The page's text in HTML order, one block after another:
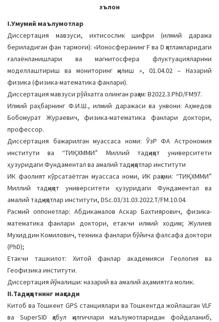
a
t
i
o
n
эълон
I.Умумий маълумотлар
Диссертация мавзуси, ихтисослик шифри (илмий даража
бериладиган фан тармоғи): «Ионосферанинг F ва D қатламларидаги
ғалаёнланишлари ва магнитосфера флуктуацияларини
моделлаштириш ва мониторинг қилиш », 01.04.02 – Назарий
физика (физика-математика фанлари).
Диссертация мавзуси рўйхатга олинган рақам: B2022.3.PhD/FM97.
Илмий раҳбарнинг Ф.И.Ш., илмий даражаси ва унвони: Аҳмедов
Бобомурат Жураевич, физика-математика фанлари доктори,
профессор.
Диссертация бажарилган муассаса номи: ЎзР ФА Астрономия
институти ва “ТИҚХММИ” Миллий тадқиқот университети
ҳузуридаги Фундаментал ва амалий тадқиқотлар институти
ИК фаолият кўрсатаётган муассаса номи, ИК рақами: “ТИҚХММИ”
Миллий тадқиқот университети ҳузуридаги Фундаментал ва
амалий тадқиқотлар институти, DSc.03/31.03.2022.Т/FM.10.04.
Расмий оппонетлар: Абдикамалов Аскар Бахтиярович, физика-
математика фанлари доктори, етакчи илмий ходим; Жулиев
Мухиддин Комилович, техника фанлари бўйича фалсафа доктори
(PhD);
Етакчи ташкилот: Хитой фанлар академияси Геология ва
Геофизика институти.
Диссертация йўналиши: назарий ва амалий аҳамиятга молик.
II.Тадқиқотнинг мақсади
Китоб ва Тошкент GPS станциялари ва Тошкентда жойлашган VLF
ва SuperSID қабул қилгичлари маълумотларидан фойдаланиб,